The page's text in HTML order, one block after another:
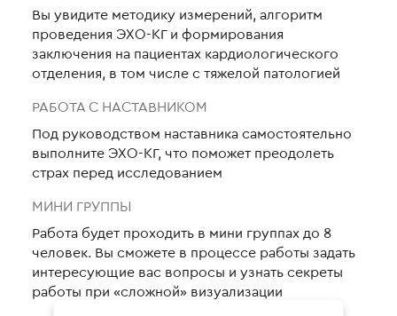
Вы увидите методику измерений, алгоритм
проведения ЭХО-КГ и формирования
заключения на пациентах кардиологического
отделения, в том числе с тяжелой патологией
РАБОТА С НАСТАВНИКОМ
Под руководством наставника самостоятельно
выполните ЭХО-КГ, что поможет преодолеть
страх перед исследованием
МИНИ ГРУППЫ
Работа будет проходить в мини группах до 8
человек. Вы сможете в процессе работы задать
интересующие вас вопросы и узнать секреты
работы при «сложной» визуализации